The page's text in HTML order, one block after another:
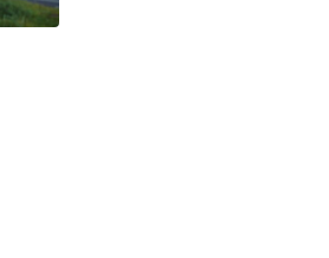
足于活在撒但權勢之下，有平
點肉體安逸嗎？這不是最低賤的
追求得着救恩的人是最愚拙的